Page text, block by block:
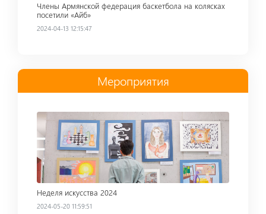
Члены Армянской федерация баскетбола на колясках
посетили «Айб»
2024-04-13 12:15:47
Мероприятия
Read more
Неделя искусства 2024
2024-05-20 11:59:51